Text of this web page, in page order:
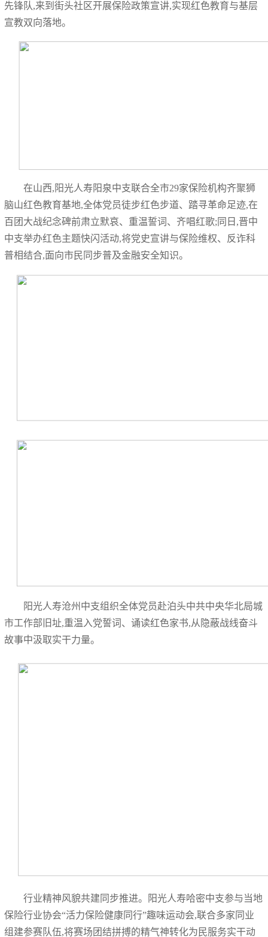
先锋队,来到街头社区开展保险政策宣讲,实现红色教育与基层
宣教双向落地。
在山西,阳光人寿阳泉中支联合全市29家保险机构齐聚狮
脑山红色教育基地,全体党员徒步红色步道、踏寻革命足迹,在
百团大战纪念碑前肃立默哀、重温誓词、齐唱红歌;同日,晋中
中支举办红色主题快闪活动,将党史宣讲与保险维权、反诈科
普相结合,面向市民同步普及金融安全知识。
阳光人寿沧州中支组织全体党员赴泊头中共中央华北局城
市工作部旧址,重温入党誓词、诵读红色家书,从隐蔽战线奋斗
故事中汲取实干力量。
行业精神风貌共建同步推进。阳光人寿哈密中支参与当地
保险行业协会“活力保险健康同行”趣味运动会,联合多家同业
组建参赛队伍,将赛场团结拼搏的精气神转化为民服务实干动